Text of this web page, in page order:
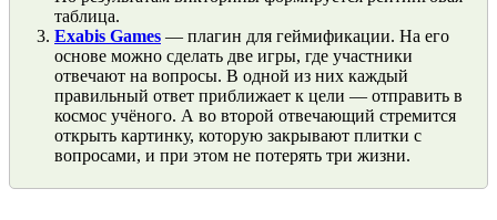
таблица.
Exabis Games — плагин для геймификации. На его
основе можно сделать две игры, где участники
отвечают на вопросы. В одной из них каждый
правильный ответ приближает к цели — отправить в
космос учёного. А во второй отвечающий стремится
открыть картинку, которую закрывают плитки с
вопросами, и при этом не потерять три жизни.